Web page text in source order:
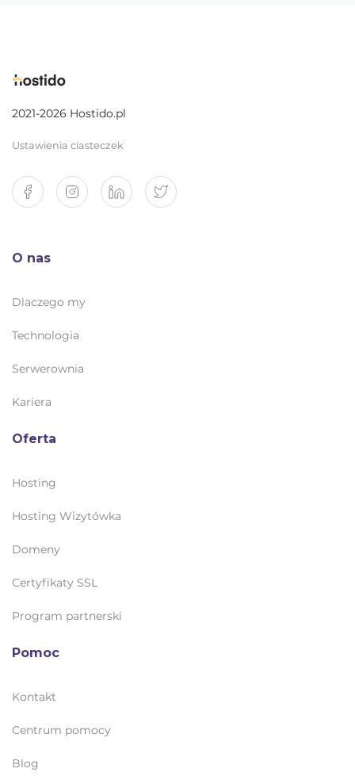
2021-2026 Hostido.pl
Ustawienia ciasteczek
O nas
Dlaczego my
Technologia
Serwerownia
Kariera
Oferta
Hosting
Hosting Wizytówka
Domeny
Certyfikaty SSL
Program partnerski
Pomoc
Kontakt
Centrum pomocy
Blog